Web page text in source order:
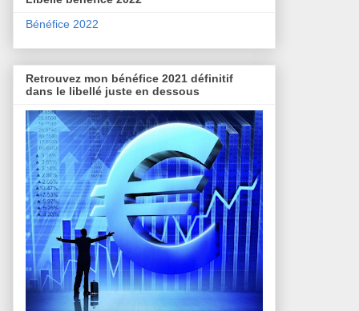
Bénéfice 2022
Retrouvez mon bénéfice 2021 définitif
dans le libellé juste en dessous